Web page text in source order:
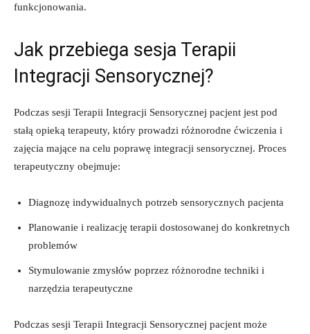
funkcjonowania.
Jak przebiega sesja Terapii
Integracji Sensorycznej?
Podczas sesji Terapii Integracji Sensorycznej pacjent jest pod
stałą opieką ⁣terapeuty,‌ który prowadzi różnorodne ćwiczenia i
zajęcia mające na celu⁢ poprawę integracji sensorycznej. Proces
terapeutyczny obejmuje:
Diagnozę indywidualnych potrzeb ⁢sensorycznych ‌pacjenta
Planowanie i ⁢realizację terapii dostosowanej⁢ do konkretnych‌
problemów
Stymulowanie zmysłów poprzez różnorodne techniki i
narzędzia terapeutyczne
Podczas sesji Terapii Integracji Sensorycznej pacjent może